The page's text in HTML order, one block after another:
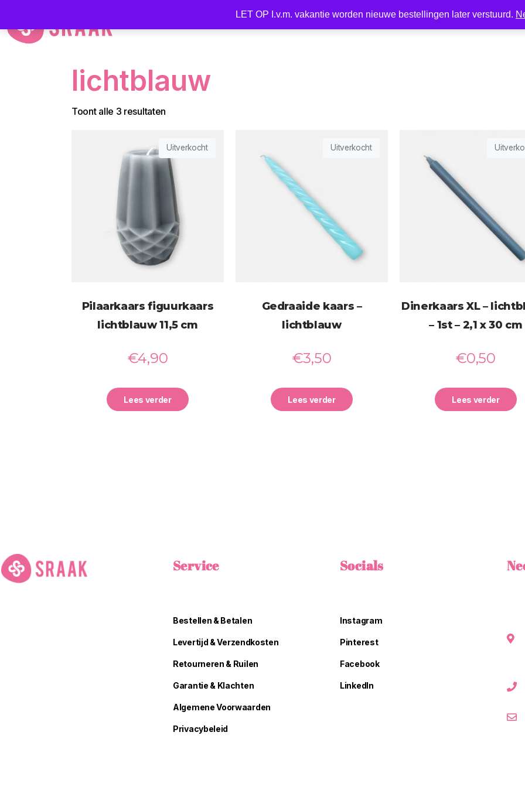
LET OP I.v.m. vakantie worden nieuwe bestellingen later verstuurd.
Nieuw LED Kaarsen Kaarshouder Wonen
lichtblauw
Toont alle 3 resultaten
Uitverkocht
Pilaarkaars figuurkaars
lichtblauw 11,5 cm
€4,90
Lees verder
Uitverkocht
Gedraaide kaars –
lichtblauw
€3,50
Lees verder
Dinerkaars XL –
– 1st – 2,1 x 30 cm
€0,50
Lees verder
Service
Bestellen & Betalen
Levertijd & Verzendkosten
Retourneren & Ruilen
Garantie & Klachten
Algemene Voorwaarden
Privacybeleid
Socials
Instagram
Pinterest
Facebook
LinkedIn